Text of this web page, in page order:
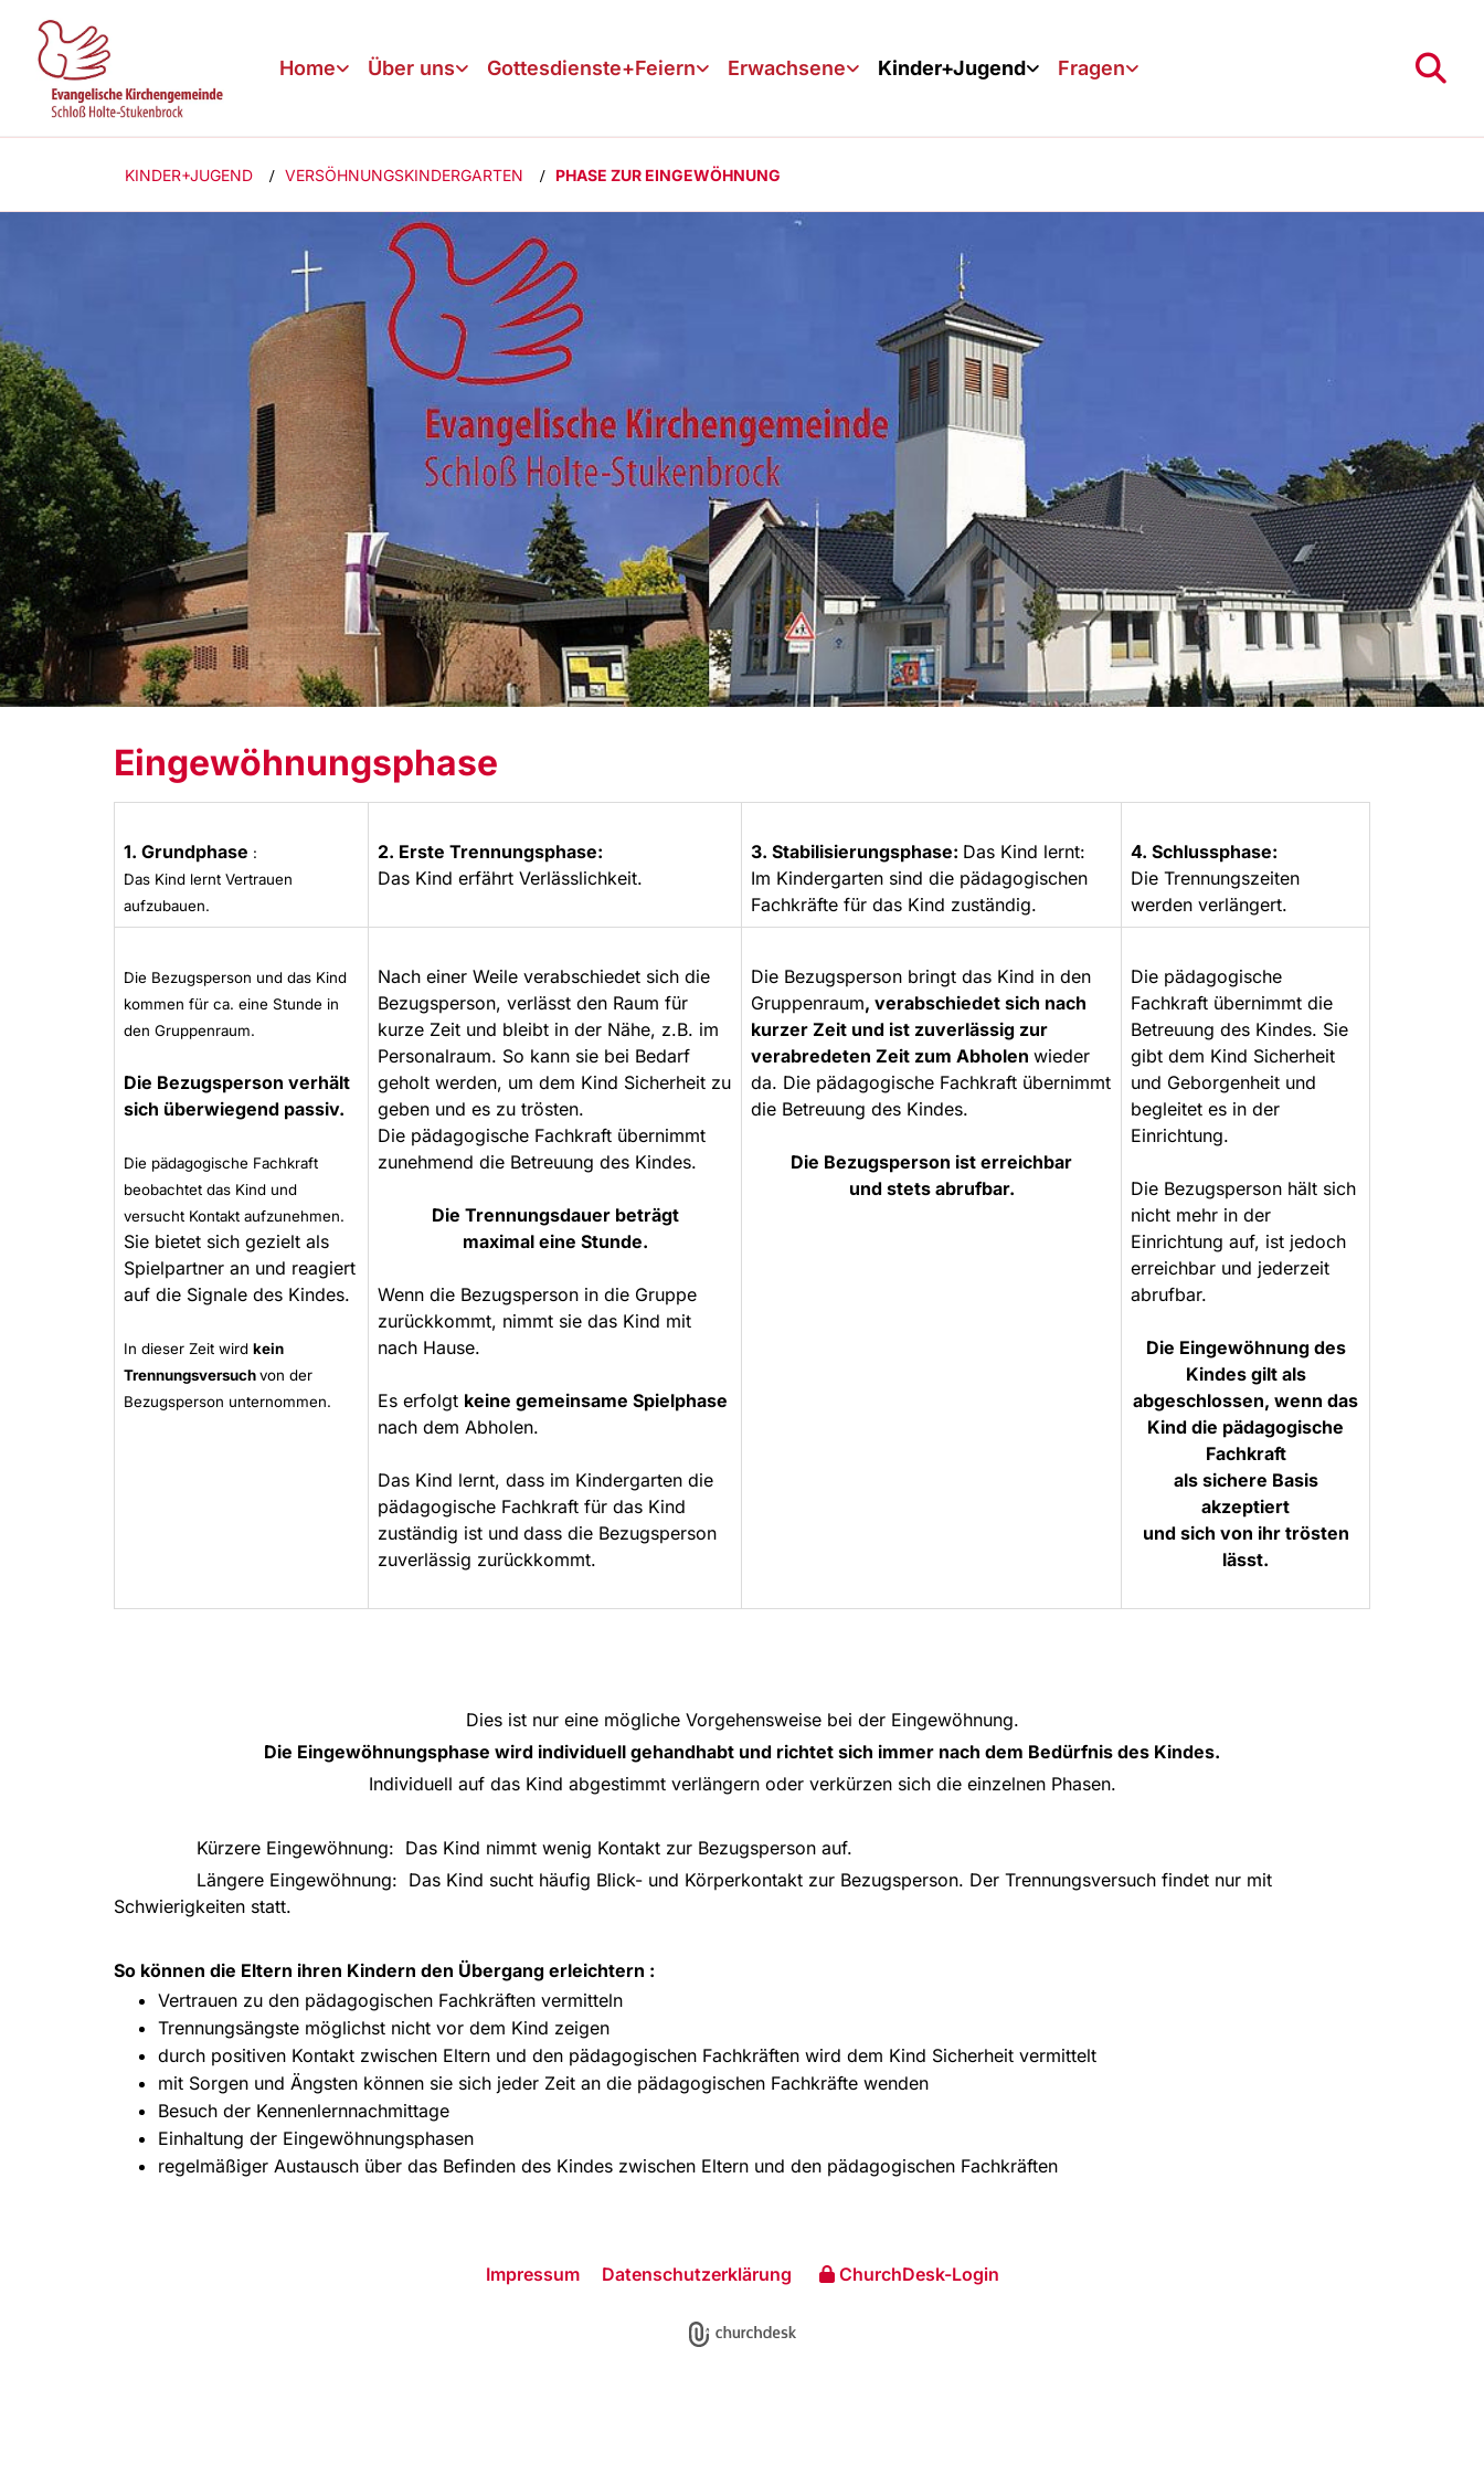
Home Über uns Gottesdienste+Feiern Erwachsene Kinder+Jugend Fragen
KINDER+JUGEND / VERSÖHNUNGSKINDERGARTEN / PHASE ZUR EINGEWÖHNUNG
Eingewöhnungsphase
1. Grundphase :
Das Kind lernt Vertrauen
aufzubauen.
2. Erste Trennungsphase:
Das Kind erfährt Verlässlichkeit.
3. Stabilisierungsphase: Das Kind lernt:
Im Kindergarten sind die pädagogischen
Fachkräfte für das Kind zuständig.
4. Schlussphase:
Die Trennungszeiten
werden verlängert.
Die Bezugsperson und das Kind
kommen für ca. eine Stunde in
den Gruppenraum.
Die Bezugsperson verhält
sich überwiegend passiv.
Die pädagogische Fachkraft
beobachtet das Kind und
versucht Kontakt aufzunehmen.
Sie bietet sich gezielt als
Spielpartner an und reagiert
auf die Signale des Kindes.
In dieser Zeit wird kein
Trennungsversuchvon der
Bezugsperson unternommen.
Nach einer Weile verabschiedet sich die
Bezugsperson, verlässt den Raum für
kurze Zeit und bleibt in der Nähe, z.B. im
Personalraum. So kann sie bei Bedarf
geholt werden, um dem Kind Sicherheit zu
geben und es zu trösten.
Die pädagogische Fachkraft übernimmt
zunehmend die Betreuung des Kindes.
Die Trennungsdauer beträgt
maximal eine Stunde.
Wenn die Bezugsperson in die Gruppe
zurückkommt, nimmt sie das Kind mit
nach Hause.
Es erfolgt keine gemeinsame Spielphase
nach dem Abholen.
Das Kind lernt, dass im Kindergarten die
pädagogische Fachkraft für das Kind
zuständig ist und dass die Bezugsperson
zuverlässig zurückkommt.
Die Bezugsperson bringt das Kind in den
Gruppenraum, verabschiedet sich nach
kurzer Zeit und ist zuverlässig zur
verabredeten Zeit zum Abholen wieder
da. Die pädagogische Fachkraft übernimmt
die Betreuung des Kindes.
Die Bezugsperson ist erreichbar
und stets abrufbar.
Die pädagogische
Fachkraft übernimmt die
Betreuung des Kindes. Sie
gibt dem Kind Sicherheit
und Geborgenheit und
begleitet es in der
Einrichtung.
Die Bezugsperson hält sich
nicht mehr in der
Einrichtung auf, ist jedoch
erreichbar und jederzeit
abrufbar.
Die Eingewöhnung des
Kindes gilt als
abgeschlossen, wenn das
Kind die pädagogische
Fachkraft
als sichere Basis
akzeptiert
und sich von ihr trösten
lässt.
Dies ist nur eine mögliche Vorgehensweise bei der Eingewöhnung.
Die Eingewöhnungsphase wird individuell gehandhabt und richtet sich immer nach dem Bedürfnis des Kindes.
Individuell auf das Kind abgestimmt verlängern oder verkürzen sich die einzelnen Phasen.
Kürzere Eingewöhnung: Das Kind nimmt wenig Kontakt zur Bezugsperson auf.
Längere Eingewöhnung: Das Kind sucht häufig Blick- und Körperkontakt zur Bezugsperson. Der Trennungsversuch findet nur mit
Schwierigkeiten statt.
So können die Eltern ihren Kindern den Übergang erleichtern :
Vertrauen zu den pädagogischen Fachkräften vermitteln
Trennungsängste möglichst nicht vor dem Kind zeigen
durch positiven Kontakt zwischen Eltern und den pädagogischen Fachkräften wird dem Kind Sicherheit vermittelt
mit Sorgen und Ängsten können sie sich jeder Zeit an die pädagogischen Fachkräfte wenden
Besuch der Kennenlernnachmittage
Einhaltung der Eingewöhnungsphasen
regelmäßiger Austausch über das Befinden des Kindes zwischen Eltern und den pädagogischen Fachkräften
Impressum Datenschutzerklärung ChurchDesk-Login